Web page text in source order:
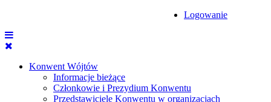
Logowanie
Konwent Wójtów
Informacje bieżące
Członkowie i Prezydium Konwentu
Przedstawiciele Konwentu w organizacjach